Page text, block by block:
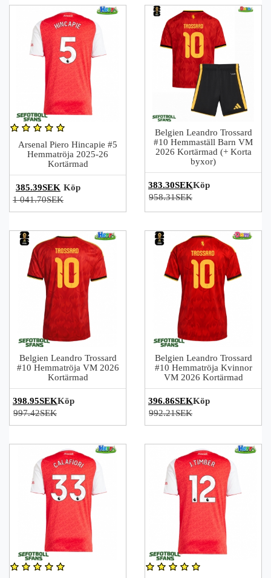
Arsenal Piero Hincapie #5
Hemmatröja 2025-26
Kortärmad
385.39SEK
1 041.70SEK
Köp
Belgien Leandro Trossard
#10 Hemmaställ Barn VM
2026 Kortärmad (+ Korta
byxor)
383.30SEK
958.31SEK
Köp
Belgien Leandro Trossard
#10 Hemmatröja VM 2026
Kortärmad
398.95SEK
997.42SEK
Köp
Belgien Leandro Trossard
#10 Hemmatröja Kvinnor
VM 2026 Kortärmad
396.86SEK
992.21SEK
Köp